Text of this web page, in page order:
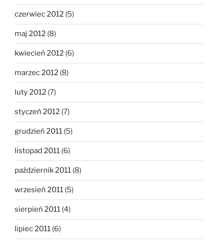
czerwiec 2012 (5)
maj 2012 (8)
kwiecień 2012 (6)
marzec 2012 (8)
luty 2012 (7)
styczeń 2012 (7)
grudzień 2011 (5)
listopad 2011 (6)
październik 2011 (8)
wrzesień 2011 (5)
sierpień 2011 (4)
lipiec 2011 (6)